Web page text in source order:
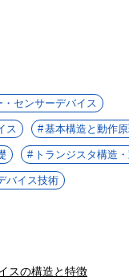
・センサーデバイス
ス 基本構造と動作
トランジスタ構造
バイス技術